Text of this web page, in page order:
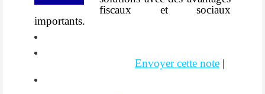
fiscaux et sociaux
importants.
Envoyer cette note|